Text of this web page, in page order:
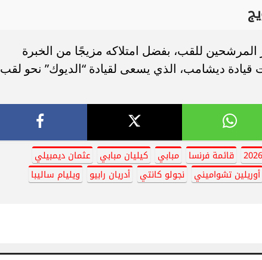
للقب، بفضل امتلاكه مزيجًا من الخبرة
قيادة ديشامب، الذي يسعى لقيادة “الديوك” نحو لقب
قائمة فرنسا مبابي كيليان مبابي
عثمان ديمبيلي
أوريلين تشواميني نجولو كانتي أدريان رابيو
ويليام ساليبا